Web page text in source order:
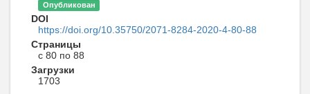
Опубликован
DOI
https://doi.org/10.35750/2071-8284-2020-4-80-88
Страницы
с 80 по 88
Загрузки
1703